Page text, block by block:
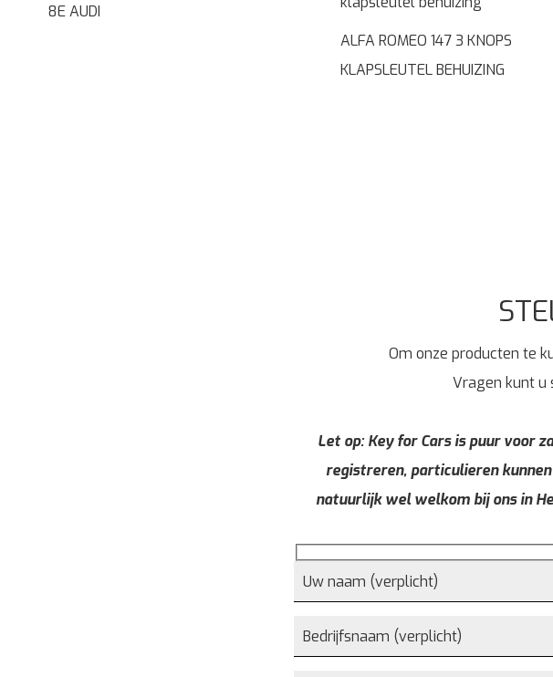
8E AUDI
ALFA ROMEO 147 3 KNOPS
KLAPSLEUTEL BEHUIZING
Om onze producten te
Vragen kunt u
Let op: Key for Cars is puur voor
registreren, particulieren
natuurlijk wel welkom bij ons in